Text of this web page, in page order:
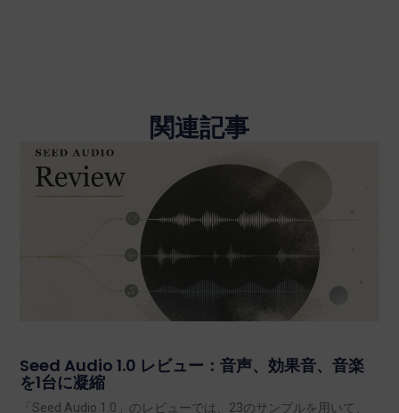
関連記事
Seed Audio 1.0 レビュー：音声、効果音、音楽
を1台に凝縮
「Seed Audio 1.0」のレビューでは、23のサンプルを用いて、